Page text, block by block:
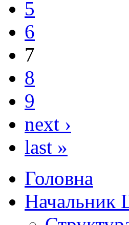
5
6
7
8
9
next ›
last »
Головна
Начальник